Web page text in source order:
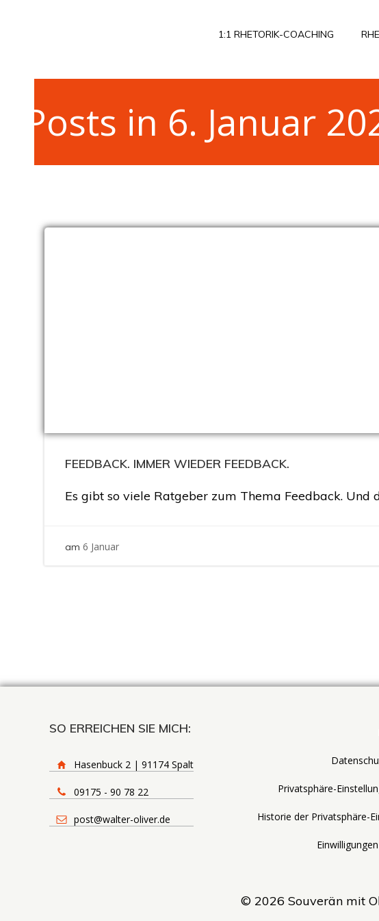
1:1 RHETORIK-COACHING
Posts in 6. Januar
FEEDBACK. IMMER WIEDER FEEDBACK.
Es gibt so viele Ratgeber zum Thema Feedback.
am 6 Januar
SO ERREICHEN SIE MICH:
Hasenbuck 2 | 91174 Spalt
09175 - 90 78 22
post@walter-oliver.de
Privatsphäre-
Historie der Privatsphäre-
© 2026 Souverän mit